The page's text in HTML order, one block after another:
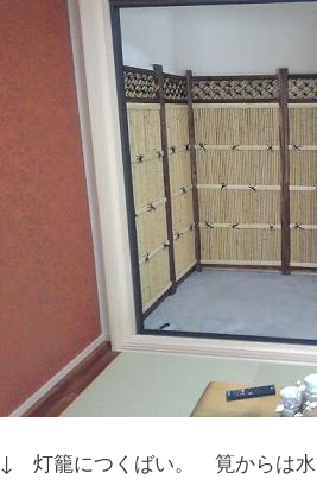
↓ 灯籠につくばい。 筧からは水